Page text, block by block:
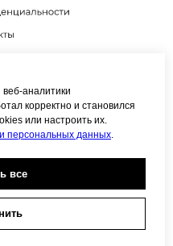
аналитики
корректно и становился
или настроить их.
персональных данных
все